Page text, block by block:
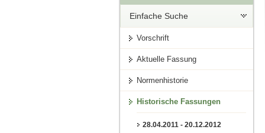
Einfache Suche
Vorschrift
Aktuelle Fassung
Normenhistorie
Historische Fassungen
28.04.2011 - 20.12.2012